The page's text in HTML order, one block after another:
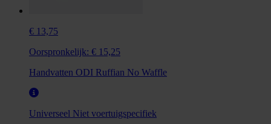
€ 13,75
Oorspronkelijk: € 15,25
Handvatten ODI Ruffian No Waffle
Universeel Niet voertuigspecifiek